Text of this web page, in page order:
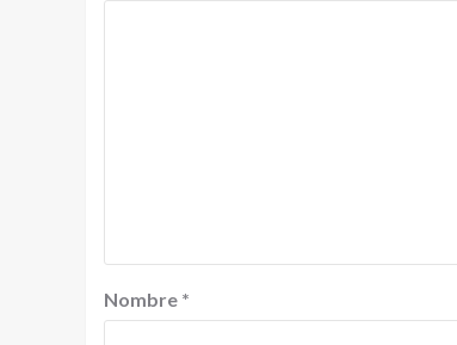
Nombre *